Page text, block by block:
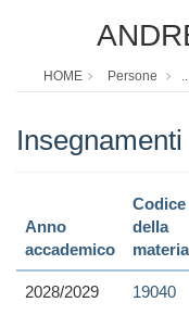
HOME Persone
Insegnamenti
Anno
accademico
Codice
della
materia
2028/2029 19040